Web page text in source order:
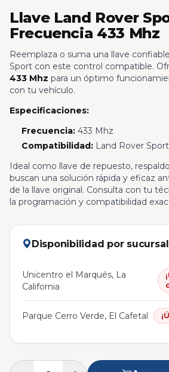
Llave Land Rover
Frecuencia 433 Mhz
Reemplaza o suma una llave
Sport con este control compatible.
433 Mhz para un óptimo
con tu vehículo.
Especificaciones:
Frecuencia:433 Mhz
Compatibilidad:Land Rover Sport
Ideal como llave de repuesto,
buscan una solución rápida y eficaz
de la llave original. Consulta con tu
la programación y compatibilidad
Disponibilidad por sucursal
Unicentro el Marqués, La
California
Parque Cerro Verde, El Cafetal